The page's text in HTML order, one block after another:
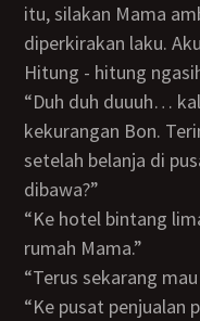
itu, silakan Mama
diperkirakan laku.
Hitung - hitung
“Duh duh duuuh… kalau modal sih memang mama
kekurangan Bon.
setelah belanja di
dibawa?”
“Ke hotel bintang lima seperti yang kukatakan di
rumah Mama.”
“Terus sekarang
“Ke pusat penjualan pakaian yang biasa disebut